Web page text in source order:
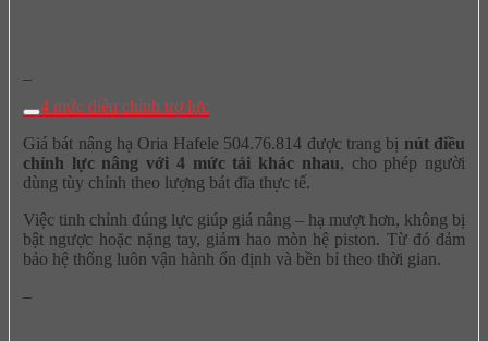
–
4 mức điều chỉnh trợ lực
Giá bát nâng hạ Oria Hafele 504.76.814 được trang bị nút điều
chỉnh lực nâng với 4 mức tải khác nhau, cho phép người
dùng tùy chỉnh theo lượng bát đĩa thực tế.
Việc tinh chỉnh đúng lực giúp giá nâng – hạ mượt hơn, không bị
bật ngược hoặc nặng tay, giảm hao mòn hệ piston. Từ đó đảm
bảo hệ thống luôn vận hành ổn định và bền bỉ theo thời gian.
–